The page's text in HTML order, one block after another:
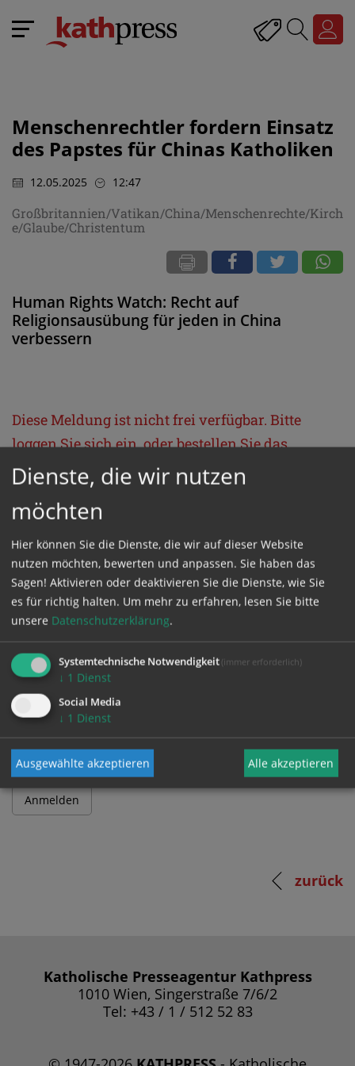
Menschenrechtler fordern Einsatz
des Papstes für Chinas Katholiken
12.05.2025 12:47
Großbritannien/Vatikan/China/Menschenrechte/Kirch
e/Glaube/Christentum
Human Rights Watch: Recht auf
Religionsausübung für jeden in China
verbessern
Diese Meldung ist nicht frei verfügbar. Bitte
loggen Sie sich ein, oder bestellen Sie das
Produkt
Kathpress_online
GESCHÜTZTER BEREICH
Bitte melden Sie sich mit Ihrem Benutzernamen
und Passwort an.
Benutzername
Passwort
zurück
Katholische Presseagentur Kathpress
1010 Wien, Singerstraße 7/6/2
Tel: +43 / 1 / 512 52 83
Dienste, die wir nutzen
möchten
Hier können Sie die Dienste, die wir auf dieser Website
nutzen möchten, bewerten und anpassen. Sie haben das
Sagen! Aktivieren oder deaktivieren Sie die Dienste, wie Sie
es für richtig halten. Um mehr zu erfahren, lesen Sie bitte
unsere Datenschutzerklärung.
Systemtechnische Notwendigkeit (immer erforderlich)
↓ 1 Dienst
Social Media
↓ 1 Dienst
Ausgewählte akzeptieren Alle akzeptieren